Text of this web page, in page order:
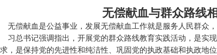
无偿献血与群众路线
无偿献血是公益事业，发展无偿献血工作就是服务人民群众
习总书记强调指出，开展党的群众路线教育实践活动，是实
求，是保持党的先进性和纯洁性、巩固党的执政基础和执政地